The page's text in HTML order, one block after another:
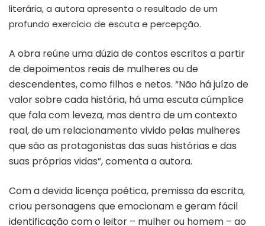
literária, a autora apresenta o resultado de um
profundo exercício de escuta e percepção.
A obra reúne uma dúzia de contos escritos a partir
de depoimentos reais de mulheres ou de
descendentes, como filhos e netos. “Não há juízo de
valor sobre cada história, há uma escuta cúmplice
que fala com leveza, mas dentro de um contexto
real, de um relacionamento vivido pelas mulheres
que são as protagonistas das suas histórias e das
suas próprias vidas”, comenta a autora.
Com a devida licença poética, premissa da escrita,
criou personagens que emocionam e geram fácil
identificação com o leitor – mulher ou homem – ao